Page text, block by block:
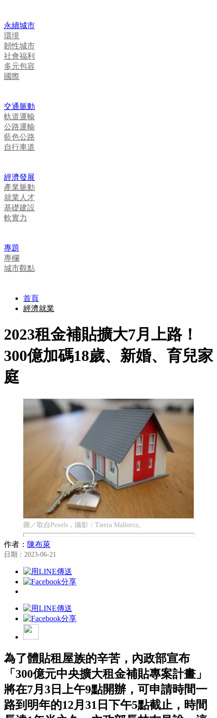
永續城市
環境
韌性城市
社會福利
多元包容
國際
交通脈動
軌道運輸
公路運輸
藍色公路
自行車道
經濟發展
產業脈動
就業人才
基礎建設
軟實力
專題
專欄
城市觀點
首頁
經濟就業
2023租金補貼擴大7月上路！
300億加碼18歲、新婚、育兒家
庭
圖／取自Pexels，攝影：Tierra Mallorca。
作者： 陳布萊
日期：2023-06-21
為了體貼租屋族的辛苦，內政部宣布
「300億元中央擴大租金補貼專案計畫」
將在7月3日上午9點開辦，可申請時間一
路到明年的12月31日下午5點截止，時間